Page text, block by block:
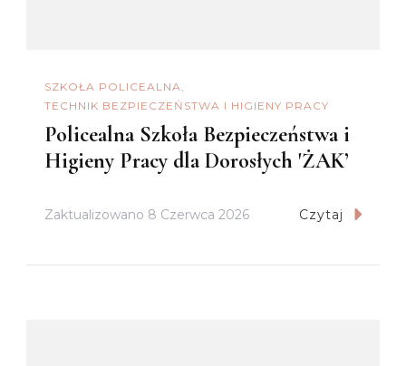
SZKOŁA POLICEALNA
TECHNIK BEZPIECZEŃSTWA I HIGIENY PRACY
Policealna Szkoła Bezpieczeństwa i
Higieny Pracy dla Dorosłych 'ŻAK’
Zaktualizowano 8 Czerwca 2026 Czytaj